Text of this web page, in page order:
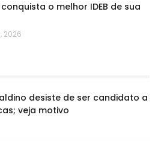
o melhor IDEB de sua
2026
desiste de ser candidato a
veja motivo